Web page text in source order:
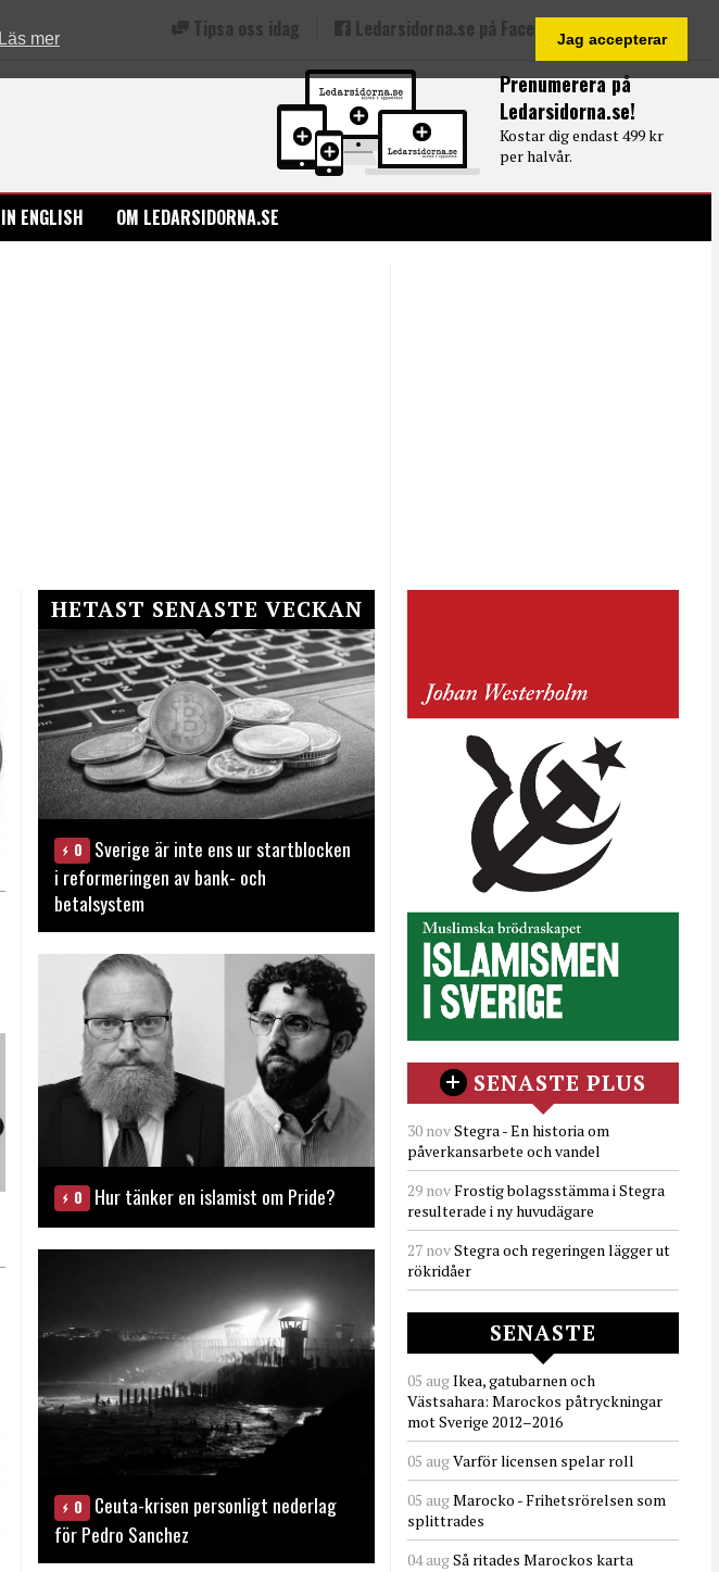
Läs mer Jag accepterar
Prenumerera på
Ledarsidorna.se!
Kostar dig endast 499 kr
per halvår.
Tipsa oss idag Ledarsidorna.se på Facebook
IN ENGLISH OM LEDARSIDORNA.SE
HETAST SENASTE VECKAN
0
Sverige är inte ens ur startblocken
i reformeringen av bank- och
betalsystem
0 Hur tänker en islamist om Pride?
0
Ceuta-krisen personligt nederlag
för Pedro Sanchez
SENASTE PLUS
30 novStegra - En historia om
påverkansarbete och vandel
29 novFrostig bolagsstämma i Stegra
resulterade i ny huvudägare
27 novStegra och regeringen lägger ut
rökridåer
SENASTE
05 augIkea, gatubarnen och
Västsahara: Marockos påtryckningar
mot Sverige 2012–2016
05 augVarför licensen spelar roll
05 augMarocko - Frihetsrörelsen som
splittrades
04 augSå ritades Marockos karta